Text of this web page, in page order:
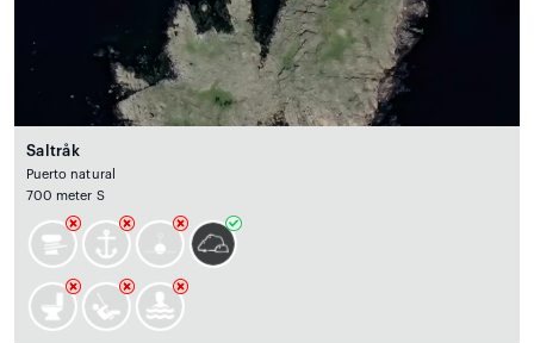
Saltråk
Puerto natural
700 meter S